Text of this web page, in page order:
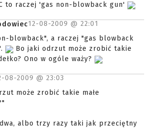
to raczej 'gas non-blowback gun'
12-08-2009 @ 22:01
blowback", a raczej "gas blowback
Bo jaki odrzut może zrobić takie
Ono w ogóle waży?
08-2009 @ 23:03
może zrobić takie małe
albo trzy razy taki jak przeciętny